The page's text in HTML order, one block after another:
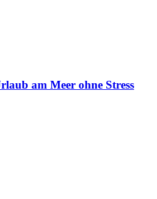
am Meer ohne Stress